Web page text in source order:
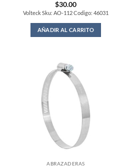
$30.00
Volteck Sku: AO-112 Codigo: 46031
AÑADIR AL CARRITO
ABRAZADERAS